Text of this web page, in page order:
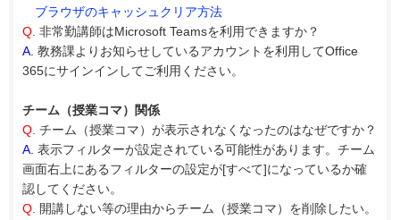
ブラウザのキャッシュクリア方法
Q. 非常勤講師はMicrosoft Teamsを利用できますか？
A. 教務課よりお知らせしているアカウントを利用してOffice
365にサインインしてご利用ください。
チーム（授業コマ）関係
Q. チーム（授業コマ）が表示されなくなったのはなぜですか？
A. 表示フィルターが設定されている可能性があります。チーム
画面右上にあるフィルターの設定が[すべて]になっているか確
認してください。
Q.
開講しない等の理由からチーム（授業コマ）を削除したい。